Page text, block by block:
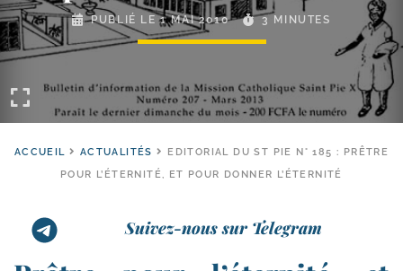
PUBLIÉ LE1 MAI 2010 3 MINUTES
ACCUEIL ACTUALITÉS
EDITORIAL DU ST PIE N° 185 : PRÊTRE
POUR L’ÉTERNITÉ, ET POUR DONNER L’ÉTERNITÉ
Suivez-nous sur Telegram